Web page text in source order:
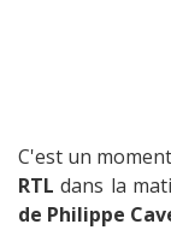
C'est un
RTL dans la
de Philippe